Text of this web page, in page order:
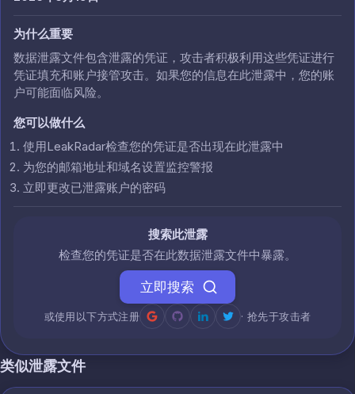
为什么重要
数据泄露文件包含泄露的凭证，攻击者积极利用这些凭证进行
凭证填充和账户接管攻击。如果您的信息在此泄露中，您的账
户可能面临风险。
您可以做什么
使用LeakRadar检查您的凭证是否出现在此泄露中
为您的邮箱地址和域名设置监控警报
立即更改已泄露账户的密码
搜索此泄露
检查您的凭证是否在此数据泄露文件中暴露。
立即搜索
或使用以下方式注册 · 抢先于攻击者
类似泄露文件